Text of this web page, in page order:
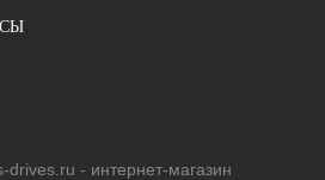
- интернет-магазин